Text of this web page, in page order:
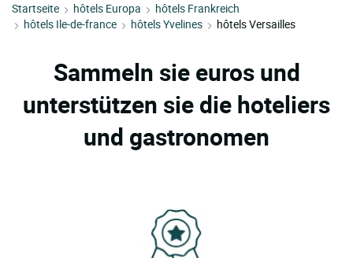
Startseite hôtels Europa
hôtels Frankreich
hôtels Ile-de-france
hôtels Yvelines hôtels Versailles
Sammeln sie euros und
unterstützen sie die hoteliers
und gastronomen